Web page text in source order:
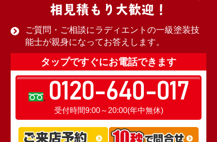
相見積もり大歓迎！
ご質問・ご相談にラディエントの一級塗装技
能士が親身になってお答えします。
タップですぐにお電話できます
0120-640-017
受付時間9:00～20:00(年中無休)